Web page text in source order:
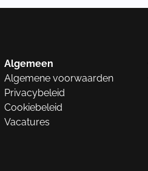
Algemeen
Algemene voorwaarden
Privacybeleid
Cookiebeleid
Vacatures